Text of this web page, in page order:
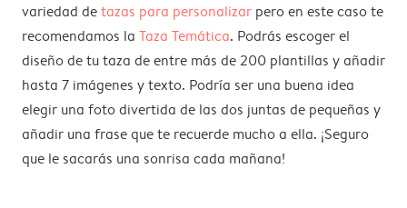
variedad detazas para personalizar pero en este caso te
recomendamos la Taza Temática. Podrás escoger el
diseño de tu taza de entre más de 200 plantillas y añadir
hasta 7 imágenes y texto. Podría ser una buena idea
elegir una foto divertida de las dos juntas de pequeñas y
añadir una frase que te recuerde mucho a ella. ¡Seguro
que le sacarás una sonrisa cada mañana!